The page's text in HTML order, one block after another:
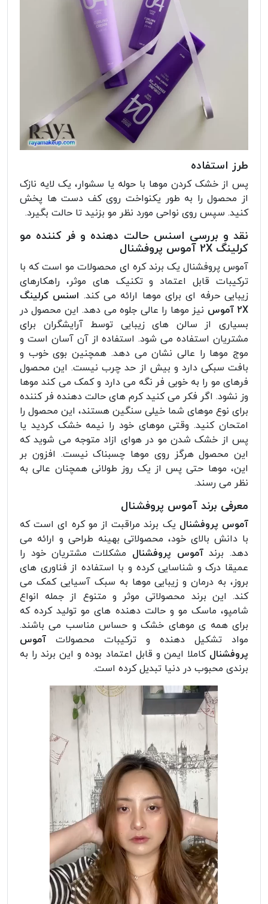
طرز استفاده
پس از خشک کردن موها با حوله یا سشوار، یک لایه نازک
از محصول را به طور یکنواخت روی کف دست ها پخش
کنید. سپس روی نواحی مورد نظر مو بزنید تا حالت بگیرد.
نقد و بررسی اسنس حالت دهنده و فر کننده مو
کرلینگ 2X آموس پروفشنال
آموس پروفشنال یک برند کره ای محصولات مو است که با
ترکیبات قابل اعتماد و تکنیک های موثر، راهکارهای
زیبایی حرفه ای برای موها ارائه می کند. اسنس کرلینگ
2X آموس
نیز موها را عالی جلوه می دهد. این محصول در
بسیاری از سالن های زیبایی توسط آرایشگران برای
مشتریان استفاده می شود. استفاده از آن آسان است و
موج موها را عالی نشان می دهد. همچنین بوی خوب و
بافت سبکی دارد و بیش از حد چرب نیست. این محصول
فرهای مو را به خوبی فر نگه می دارد و کمک می کند موها
وز نشود. اگر فکر می کنید کرم های حالت دهنده فر کننده
برای نوع موهای شما خیلی سنگین هستند، این محصول را
امتحان کنید. وقتی موهای خود را نیمه خشک کردید یا
پس از خشک شدن مو در هوای ازاد متوجه می شوید که
این محصول هرگز روی موها چسبناک نیست. افزون بر
این، موها حتی پس از یک روز طولانی همچنان عالی به
نظر می رسند.
معرفی برند آموس پروفشنال
آموس پروفشنال یک برند مراقبت از مو کره ای است که
با دانش بالای خود، محصولاتی بهینه طراحی و ارائه می
دهد. برندآموس پروفشنال مشکلات مشتریان خود را
عمیقا درک و شناسایی کرده و با استفاده از فناوری های
بروز، به درمان و زیبایی موها به سبک آسیایی کمک می
کند. این برند محصولاتی موثر و متنوع از جمله انواع
شامپو، ماسک مو و حالت دهنده های مو تولید کرده که
برای همه ی موهای خشک و حساس مناسب می باشند.
مواد تشکیل دهنده و ترکیبات محصولات آموس
پروفشنالکاملا ایمن و قابل اعتماد بوده و این برند را به
برندی محبوب در دنیا تبدیل کرده است.